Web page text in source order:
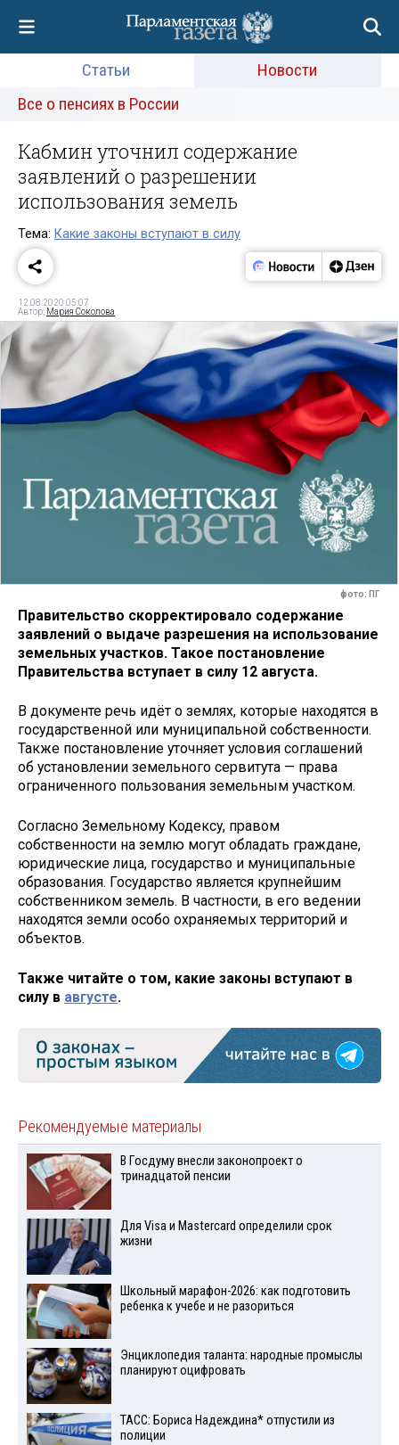
Статьи
Новости
Все о пенсиях в России
Кабмин уточнил содержание
заявлений о разрешении
использования земель
Тема: Какие законы вступают в силу
12.08.2020 05:07
Автор: Мария Соколова
фото: ПГ
Правительство скорректировало содержание
заявлений о выдаче разрешения на использование
земельных участков. Такое постановление
Правительства вступает в силу 12 августа.
В документе речь идёт о землях, которые находятся в
государственной или муниципальной собственности.
Также постановление уточняет условия соглашений
об установлении земельного сервитута — права
ограниченного пользования земельным участком.
Согласно Земельному Кодексу, правом
собственности на землю могут обладать граждане,
юридические лица, государство и муниципальные
образования. Государство является крупнейшим
собственником земель. В частности, в его ведении
находятся земли особо охраняемых территорий и
объектов.
Также читайте о том, какие законы вступают в
силу в августе.
Рекомендуемые материалы
В Госдуму внесли законопроект о
тринадцатой пенсии
Для Visа и Mastercard определили срок
жизни
Школьный марафон-2026: как подготовить
ребенка к учебе и не разориться
Энциклопедия таланта: народные промыслы
планируют оцифровать
ТАСС: Бориса Надеждина* отпустили из
полиции